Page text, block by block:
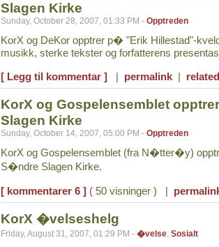
Slagen Kirke
Sunday, October 28, 2007, 01:33 PM - Opptreden
KorX og DeKor opptrer p� "Erik Hillestad"-
musikk, sterke tekster og forfatterens
[ Legg til kommentar ] | permalink |
KorX og Gospelensemblet
Slagen Kirke
Sunday, October 14, 2007, 05:00 PM - Opptreden
KorX og Gospelensemblet (fra N�tter�y)
S�ndre Slagen Kirke.
[ kommentarer 6 ] ( 50 visninger ) |
KorX �velseshelg
Friday, August 31, 2007, 01:29 PM - �velse, Sosialt